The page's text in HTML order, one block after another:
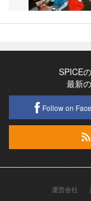
SPICE
最新
Follow on
運営会社